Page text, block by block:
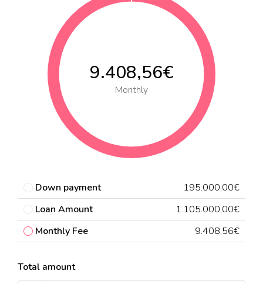
9.408,56€
Monthly
Down payment
195.000,00€
Loan Amount
1.105.000,00€
Monthly Fee
9.408,56€
Total amount